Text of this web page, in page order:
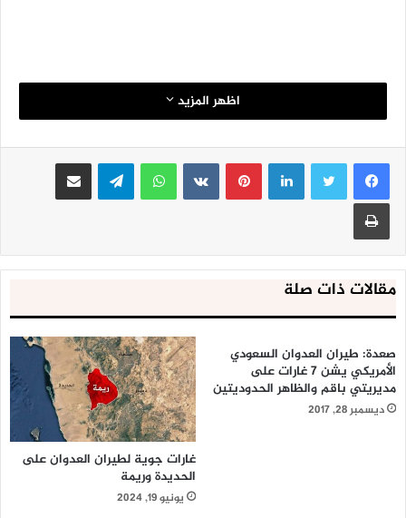
اظهر المزيد
لينكدإنبينتيريست واتساب تيلقرام مشاركة عبر البريد
طباعة
مقالات ذات صلة
صعدة: طيران العدوان السعودي
الأمريكي يشن 7 غارات على
مديريتي باقم والظاهر الحدوديتين
ديسمبر 28, 2017
غارات جوية لطيران العدوان على
الحديدة وريمة
يونيو 19, 2024